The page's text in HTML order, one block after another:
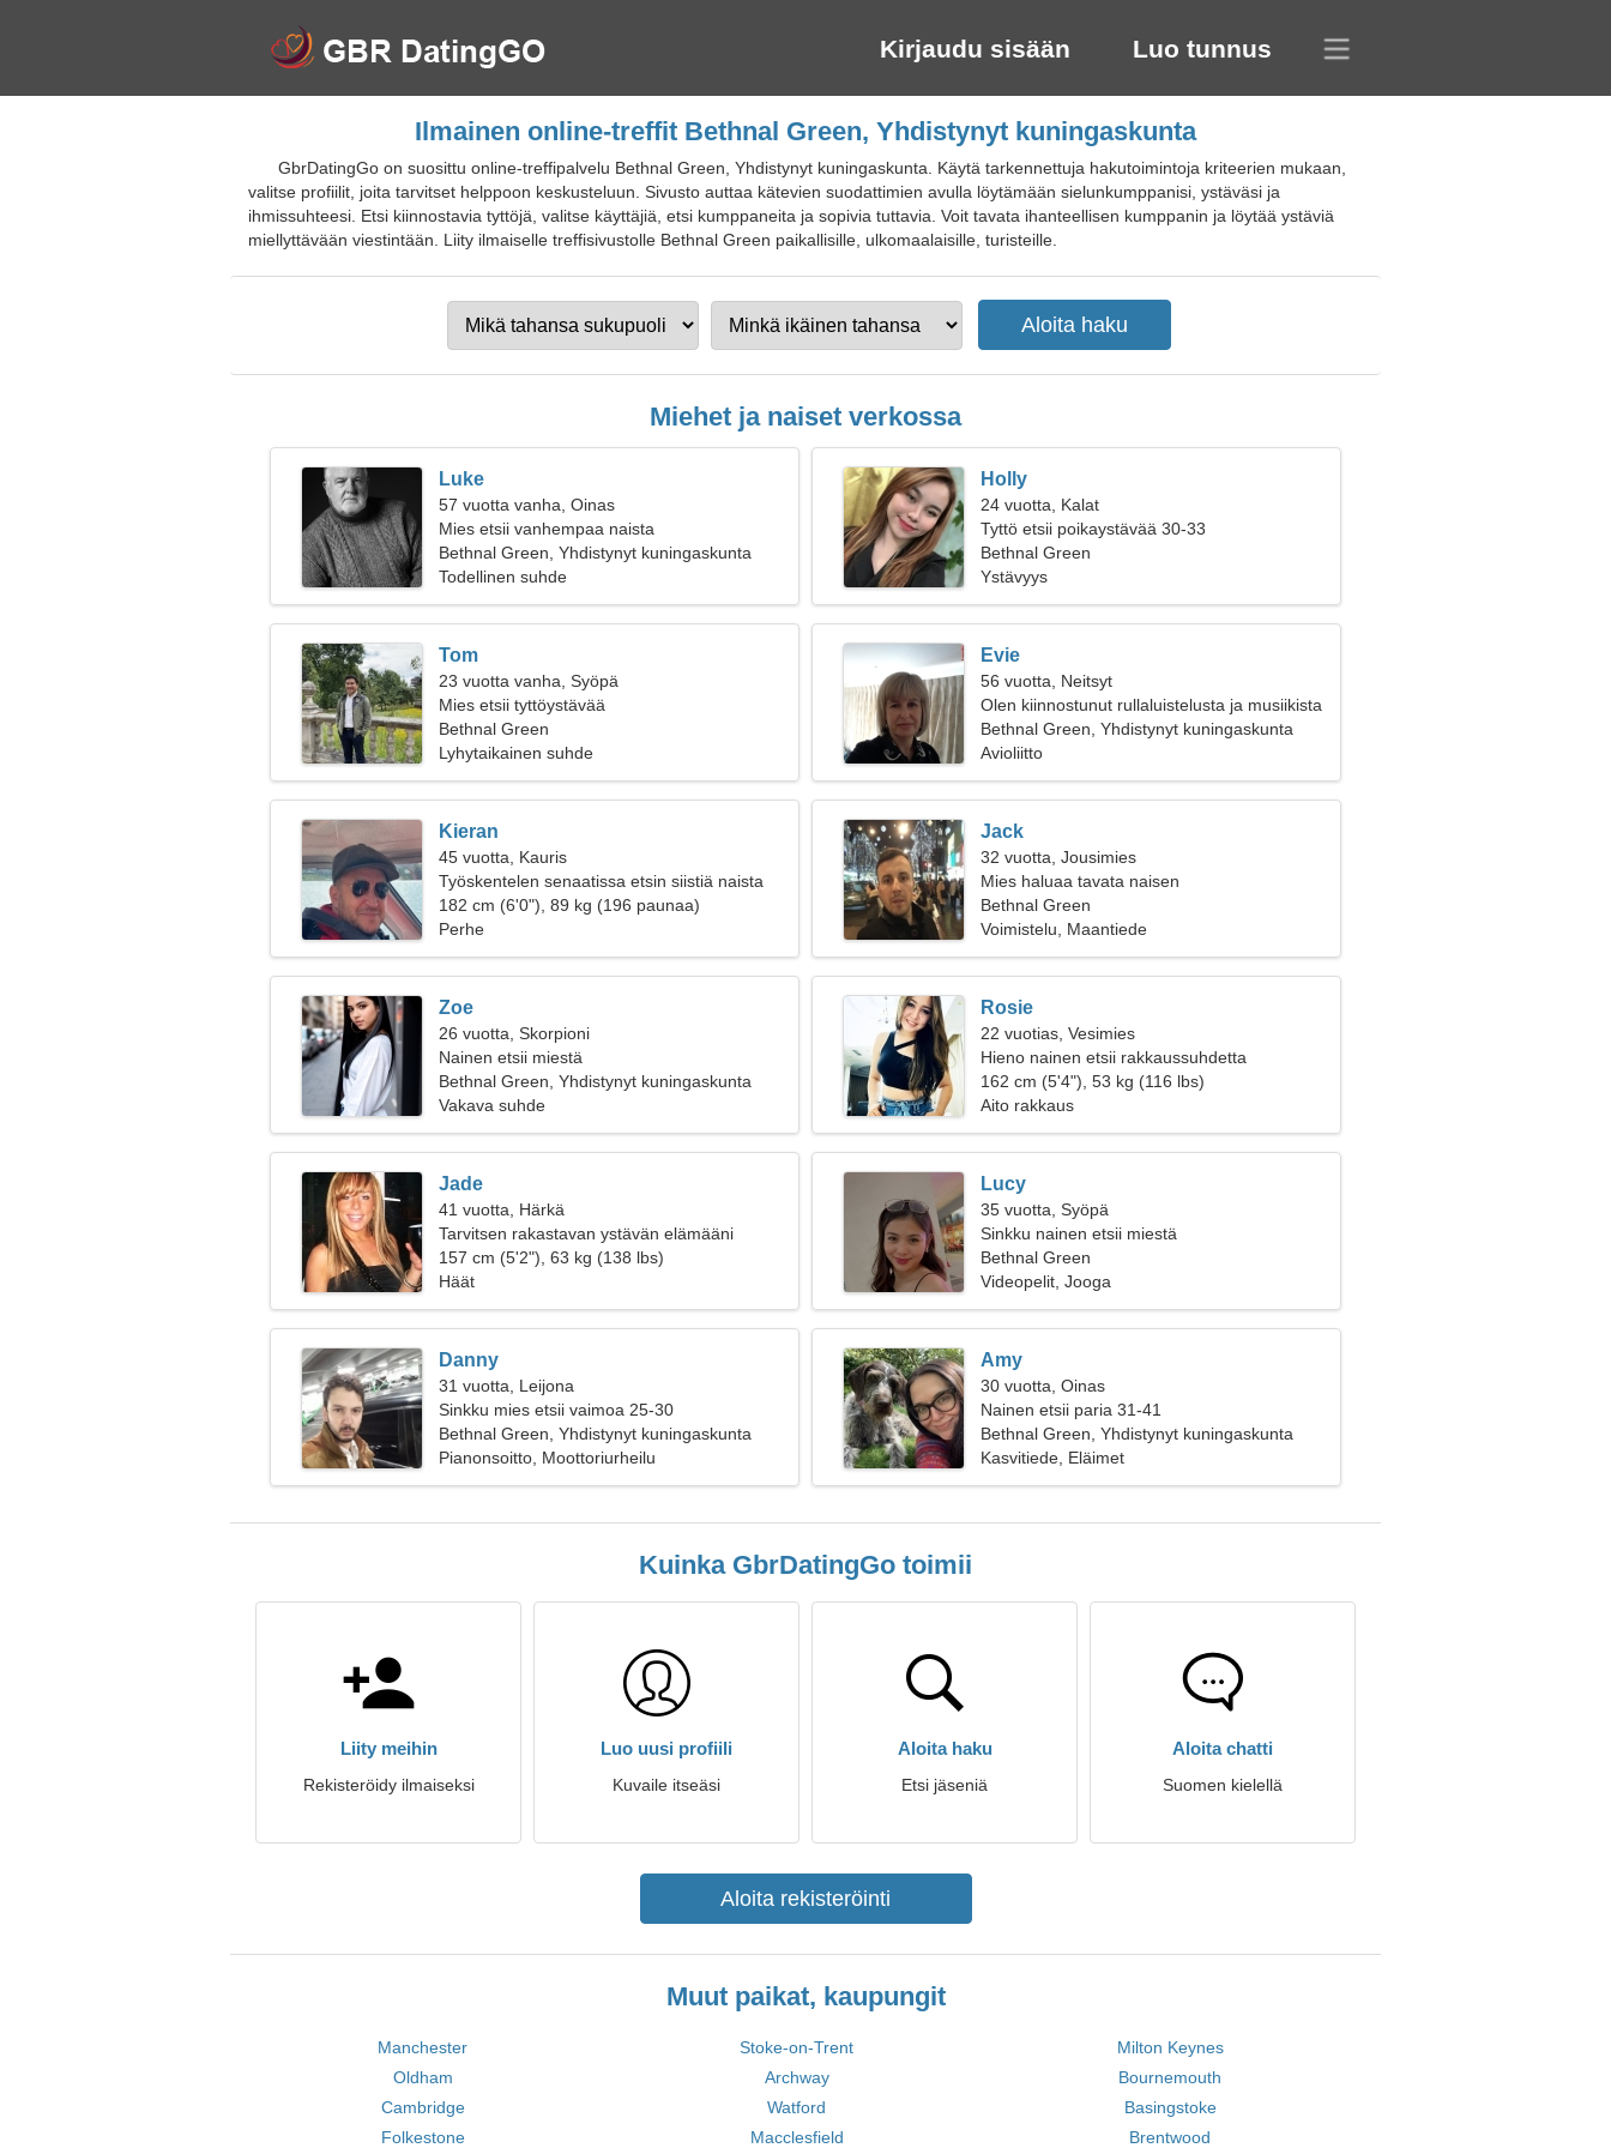
Kirjaudu sisään Luo tunnus
Ilmainen online-treffit Bethnal Green, Yhdistynyt kuningaskunta
GbrDatingGo on suosittu online-treffipalvelu Bethnal Green, Yhdistynyt kuningaskunta. Käytä tarkennettuja hakutoimintoja kriteerien mukaan,
valitse profiilit, joita tarvitset helppoon keskusteluun. Sivusto auttaa kätevien suodattimien avulla löytämään sielunkumppanisi, ystäväsi ja
ihmissuhteesi. Etsi kiinnostavia tyttöjä, valitse käyttäjiä, etsi kumppaneita ja sopivia tuttavia. Voit tavata ihanteellisen kumppanin ja löytää ystäviä
miellyttävään viestintään. Liity ilmaiselle treffisivustolle Bethnal Green paikallisille, ulkomaalaisille, turisteille.
Miehet ja naiset verkossa
Luke
57 vuotta vanha, Oinas
Mies etsii vanhempaa naista
Bethnal Green, Yhdistynyt kuningaskunta
Todellinen suhde
Holly
24 vuotta, Kalat
Tyttö etsii poikaystävää 30-33
Bethnal Green
Ystävyys
Tom
23 vuotta vanha, Syöpä
Mies etsii tyttöystävää
Bethnal Green
Lyhytaikainen suhde
Evie
56 vuotta, Neitsyt
Olen kiinnostunut rullaluistelusta ja musiikista
Bethnal Green, Yhdistynyt kuningaskunta
Avioliitto
Kieran
45 vuotta, Kauris
Työskentelen senaatissa etsin siistiä naista
182 cm (6'0"), 89 kg (196 paunaa)
Perhe
Jack
32 vuotta, Jousimies
Mies haluaa tavata naisen
Bethnal Green
Voimistelu, Maantiede
Zoe
26 vuotta, Skorpioni
Nainen etsii miestä
Bethnal Green, Yhdistynyt kuningaskunta
Vakava suhde
Rosie
22 vuotias, Vesimies
Hieno nainen etsii rakkaussuhdetta
162 cm (5'4"), 53 kg (116 lbs)
Aito rakkaus
Jade
41 vuotta, Härkä
Tarvitsen rakastavan ystävän elämääni
157 cm (5'2"), 63 kg (138 lbs)
Häät
Lucy
35 vuotta, Syöpä
Sinkku nainen etsii miestä
Bethnal Green
Videopelit, Jooga
Danny
31 vuotta, Leijona
Sinkku mies etsii vaimoa 25-30
Bethnal Green, Yhdistynyt kuningaskunta
Pianonsoitto, Moottoriurheilu
Amy
30 vuotta, Oinas
Nainen etsii paria 31-41
Bethnal Green, Yhdistynyt kuningaskunta
Kasvitiede, Eläimet
Kuinka GbrDatingGo toimii
Liity meihin
Rekisteröidy ilmaiseksi
Luo uusi profiili
Kuvaile itseäsi
Aloita haku
Etsi jäseniä
Aloita chatti
Suomen kielellä
Aloita rekisteröinti
Muut paikat, kaupungit
Manchester Stoke-on-Trent
Milton Keynes
Oldham
Archway
Bournemouth
Cambridge
Watford
Basingstoke
Folkestone
Macclesfield Brentwood